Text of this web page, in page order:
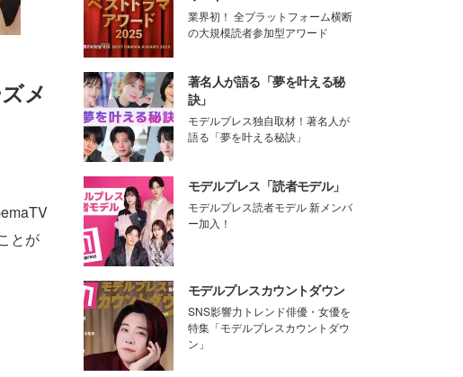
メ
とが
業界初！ 全プラットフォーム横断
の大規模読者参加型アワード
著名人が語る「夢を叶える秘
訣」
モデルプレス独自取材！著名人が
語る「夢を叶える秘訣」
モデルプレス「読者モデル」
モデルプレス読者モデル 新メンバ
ー加入！
モデルプレスカウントダウン
SNS影響力トレンド俳優・女優を
特集「モデルプレスカウントダウ
ン」